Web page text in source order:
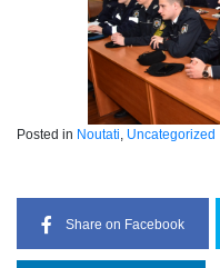
Posted in Noutati Uncategorized
Share on Facebook